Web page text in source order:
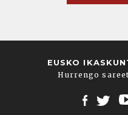
EUSKO
Hurrengo